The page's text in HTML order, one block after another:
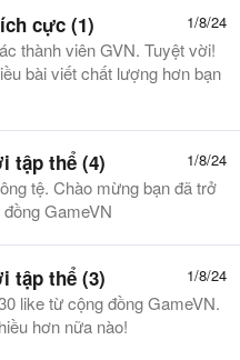
1/8/24
cực (1)
thành viên GVN. Tuyệt vời!
bài viết chất lượng hơn bạn
1/8/24
tập thể (4)
tệ. Chào mừng bạn đã trở
GameVN
1/8/24
tập thể (3)
like từ cộng đồng GameVN.
hơn nữa nào!